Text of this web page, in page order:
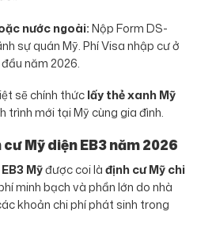
nước ngoài:Nộp Form DS-
sự quán Mỹ. Phí Visa nhập cư ở
năm 2026.
sẽ chính thứclấy thẻ xanh Mỹ
trình mới tại Mỹ cùng gia đình.
Mỹ diện EB3 năm 2026
Mỹđược coi làđịnh cư Mỹ chi
minh bạch và phần lớn do nhà
khoản chi phí phát sinh trong